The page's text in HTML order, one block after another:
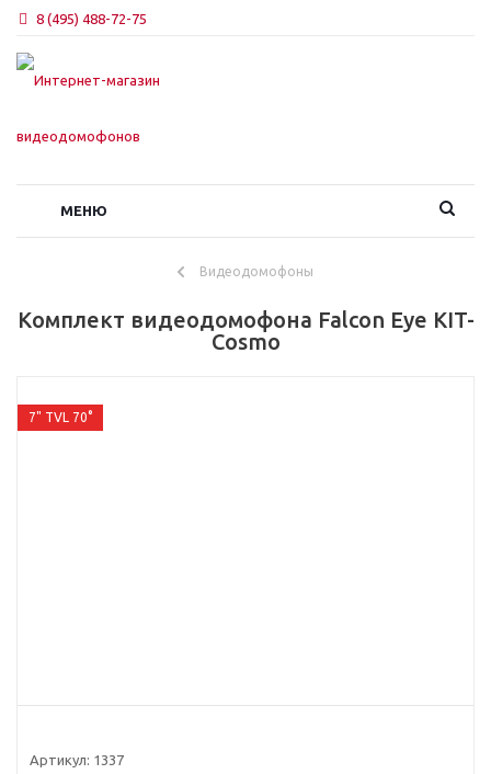
8 (495) 488-72-75
МЕНЮ
Видеодомофоны
Комплект видеодомофона Falcon Eye KIT-
Cosmo
7" TVL 70°
Артикул: 1337